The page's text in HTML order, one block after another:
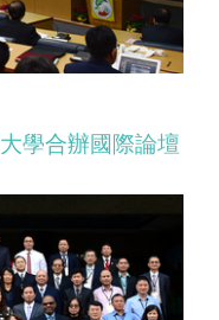
學合辦國際論壇